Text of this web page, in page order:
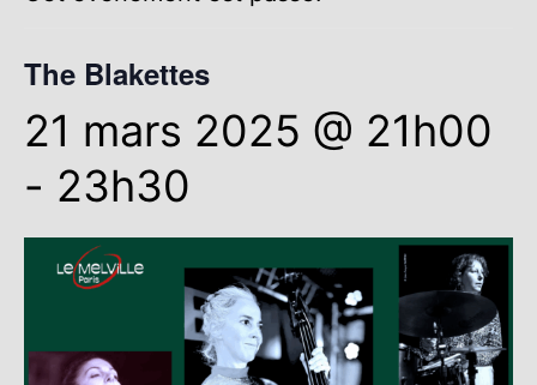
The Blakettes
21 mars 2025 @ 21h00
- 23h30